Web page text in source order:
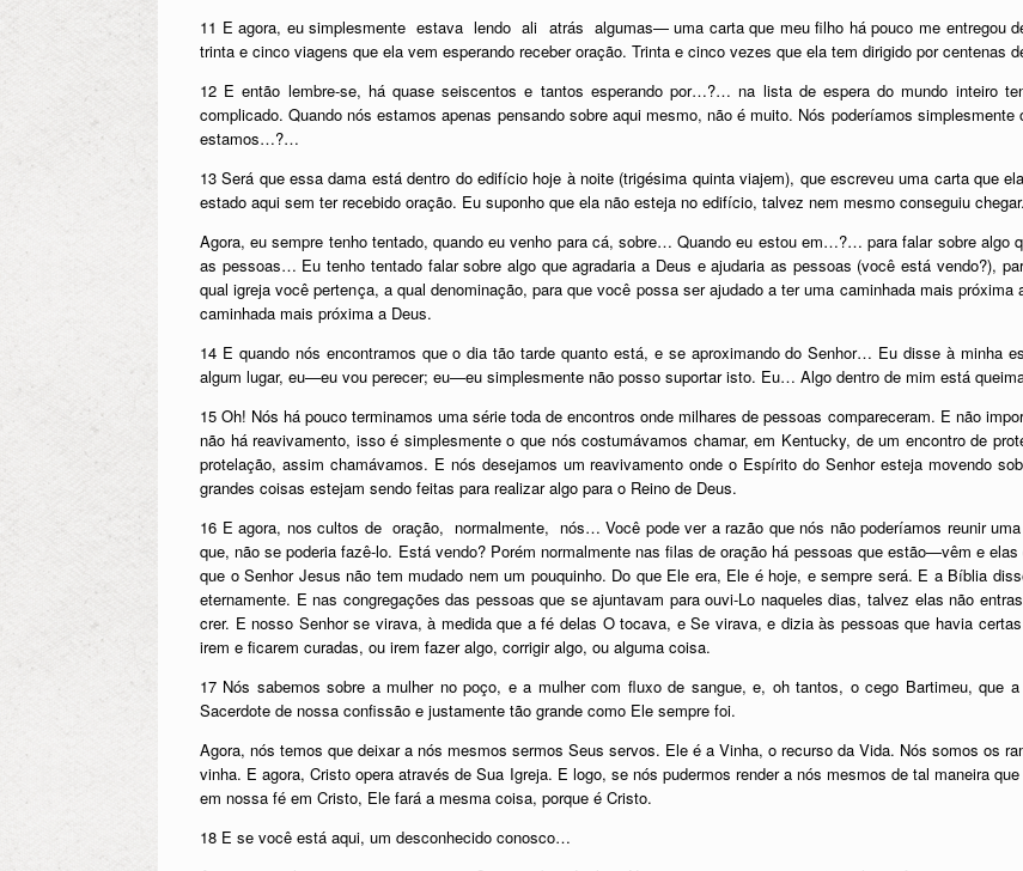
11 E agora, eu simplesmente estava lendo ali atrás algumas— uma carta que meu filho há pouco me entregou
trinta e cinco viagens que ela vem esperando receber oração. Trinta e cinco vezes que ela tem dirigido por centenas
12 E então lembre-se, há quase seiscentos e tantos esperando por…?… na lista de espera do mundo inteiro
complicado. Quando nós estamos apenas pensando sobre aqui mesmo, não é muito. Nós poderíamos
estamos…?…
13 Será que essa dama está dentro do edifício hoje à noite (trigésima quinta viajem), que escreveu uma carta que
estado aqui sem ter recebido oração. Eu suponho que ela não esteja no edifício, talvez nem mesmo conseguiu
Agora, eu sempre tenho tentado, quando eu venho para cá, sobre… Quando eu estou em…?… para falar sobre algo
as pessoas… Eu tenho tentado falar sobre algo que agradaria a Deus e ajudaria as pessoas (você está vendo?),
qual igreja você pertença, a qual denominação, para que você possa ser ajudado a ter uma caminhada mais
caminhada mais próxima a Deus.
14 E quando nós encontramos que o dia tão tarde quanto está, e se aproximando do Senhor… Eu disse à minha
algum lugar, eu—eu vou perecer; eu—eu simplesmente não posso suportar isto. Eu… Algo dentro de mim está
15 Oh! Nós há pouco terminamos uma série toda de encontros onde milhares de pessoas compareceram. E não
não há reavivamento, isso é simplesmente o que nós costumávamos chamar, em Kentucky, de um encontro de
protelação, assim chamávamos. E nós desejamos um reavivamento onde o Espírito do Senhor esteja movendo
grandes coisas estejam sendo feitas para realizar algo para o Reino de Deus.
16 E agora, nos cultos de oração, normalmente, nós… Você pode ver a razão que nós não poderíamos reunir
que, não se poderia fazê-lo. Está vendo? Porém normalmente nas filas de oração há pessoas que estão—vêm e
que o Senhor Jesus não tem mudado nem um pouquinho. Do que Ele era, Ele é hoje, e sempre será. E a Bíblia
eternamente. E nas congregações das pessoas que se ajuntavam para ouvi-Lo naqueles dias, talvez elas não
crer. E nosso Senhor se virava, à medida que a fé delas O tocava, e Se virava, e dizia às pessoas que havia
irem e ficarem curadas, ou irem fazer algo, corrigir algo, ou alguma coisa.
17 Nós sabemos sobre a mulher no poço, e a mulher com fluxo de sangue, e, oh tantos, o cego Bartimeu,
Sacerdote de nossa confissão e justamente tão grande como Ele sempre foi.
Agora, nós temos que deixar a nós mesmos sermos Seus servos. Ele é a Vinha, o recurso da Vida. Nós somos os
vinha. E agora, Cristo opera através de Sua Igreja. E logo, se nós pudermos render a nós mesmos de tal maneira
em nossa fé em Cristo, Ele fará a mesma coisa, porque é Cristo.
18 E se você está aqui, um desconhecido conosco…